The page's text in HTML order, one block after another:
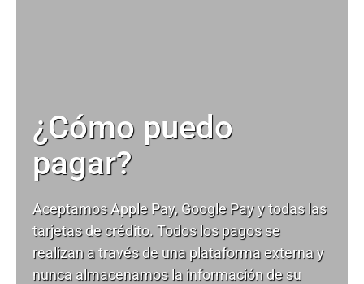
¿Cómo puedo
pagar?
Aceptamos Apple Pay, Google Pay y todas las
tarjetas de crédito. Todos los pagos se
realizan a través de una plataforma externa y
nunca almacenamos la información de su